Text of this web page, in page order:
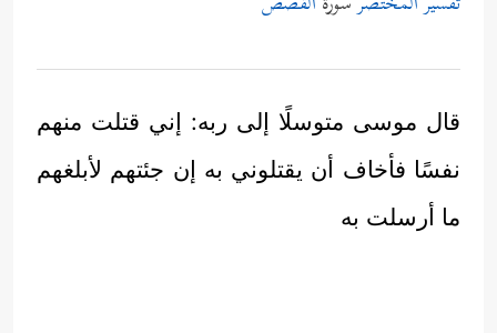
قال موسى متوسلًا إلى ربه: إني قتلت منهم
نفسًا فأخاف أن يقتلوني به إن جئتهم لأبلغهم
ما أرسلت به